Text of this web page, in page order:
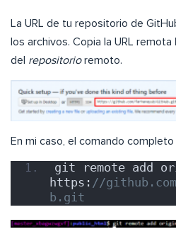
La URL de tu repositorio de
los archivos. Copia la URL remota
del repositorioremoto.
En mi caso, el comando completo
git remote add
https: //
b.git